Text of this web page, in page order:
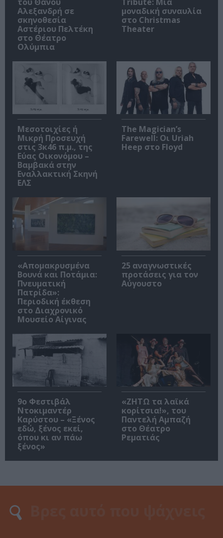
Αλεξανδρή σε
σκηνοθεσία
Αστέριου Πελτέκη
στο Θέατρο
Ολύμπια
μοναδική συναυλία
στο Christmas
Theater
Μεσοτοιχίες ή
Μικρή Προσευχή
στις 3κ46 π.μ., της
Εύας Οικονόμου –
Βαμβακά στην
Εναλλακτική Σκηνή
ΕΛΣ
The Magician’s
Farewell: Οι Uriah
Heep στο Floyd
«Απομακρυσμένα
Βουνά και Ποτάμια:
Πνευματική
Πατρίδα»:
Περιοδική έκθεση
στο Διαχρονικό
Μουσείο Αίγινας
25 αναγνωστικές
προτάσεις για τον
Αύγουστο
9ο Φεστιβάλ
Ντοκιμαντέρ
Καρύστου – «Ξένος
εδώ, ξένος εκεί,
όπου κι αν πάω
ξένος»
«ΖΗΤΩ τα λαϊκά
κορίτσια!», του
Παντελή Αμπαζή
στο Θέατρο
Ρεματιάς